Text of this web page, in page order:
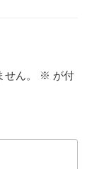
ん。 ※ が付